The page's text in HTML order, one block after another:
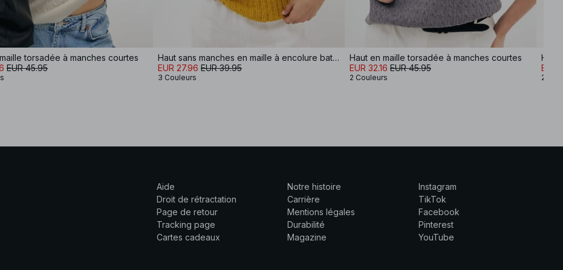
torsadée à manches courtes
EUR 45.95
Haut sans manches en maille à encolure bateau
EUR 27.96 EUR 39.95
3 Couleurs
Haut en maille torsadée à manches courtes
EUR 32.16 EUR 45.95
2 Couleurs
Haut
EUR
2
Aide
Droit de rétractation
Page de retour
Tracking page
Cartes cadeaux
Notre histoire
Carrière
Mentions légales
Durabilité
Magazine
Instagram
TikTok
Facebook
Pinterest
YouTube